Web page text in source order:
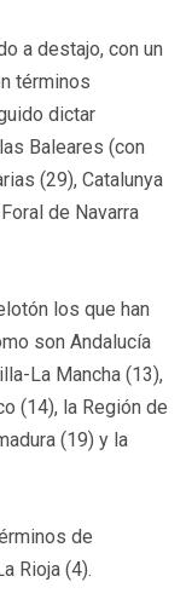
a destajo, con un
términos
dictar
Baleares (con
(29), Catalunya
de Navarra
los que han
son Andalucía
La Mancha (13),
(14), la Región de
(19) y la
de
Rioja (4).